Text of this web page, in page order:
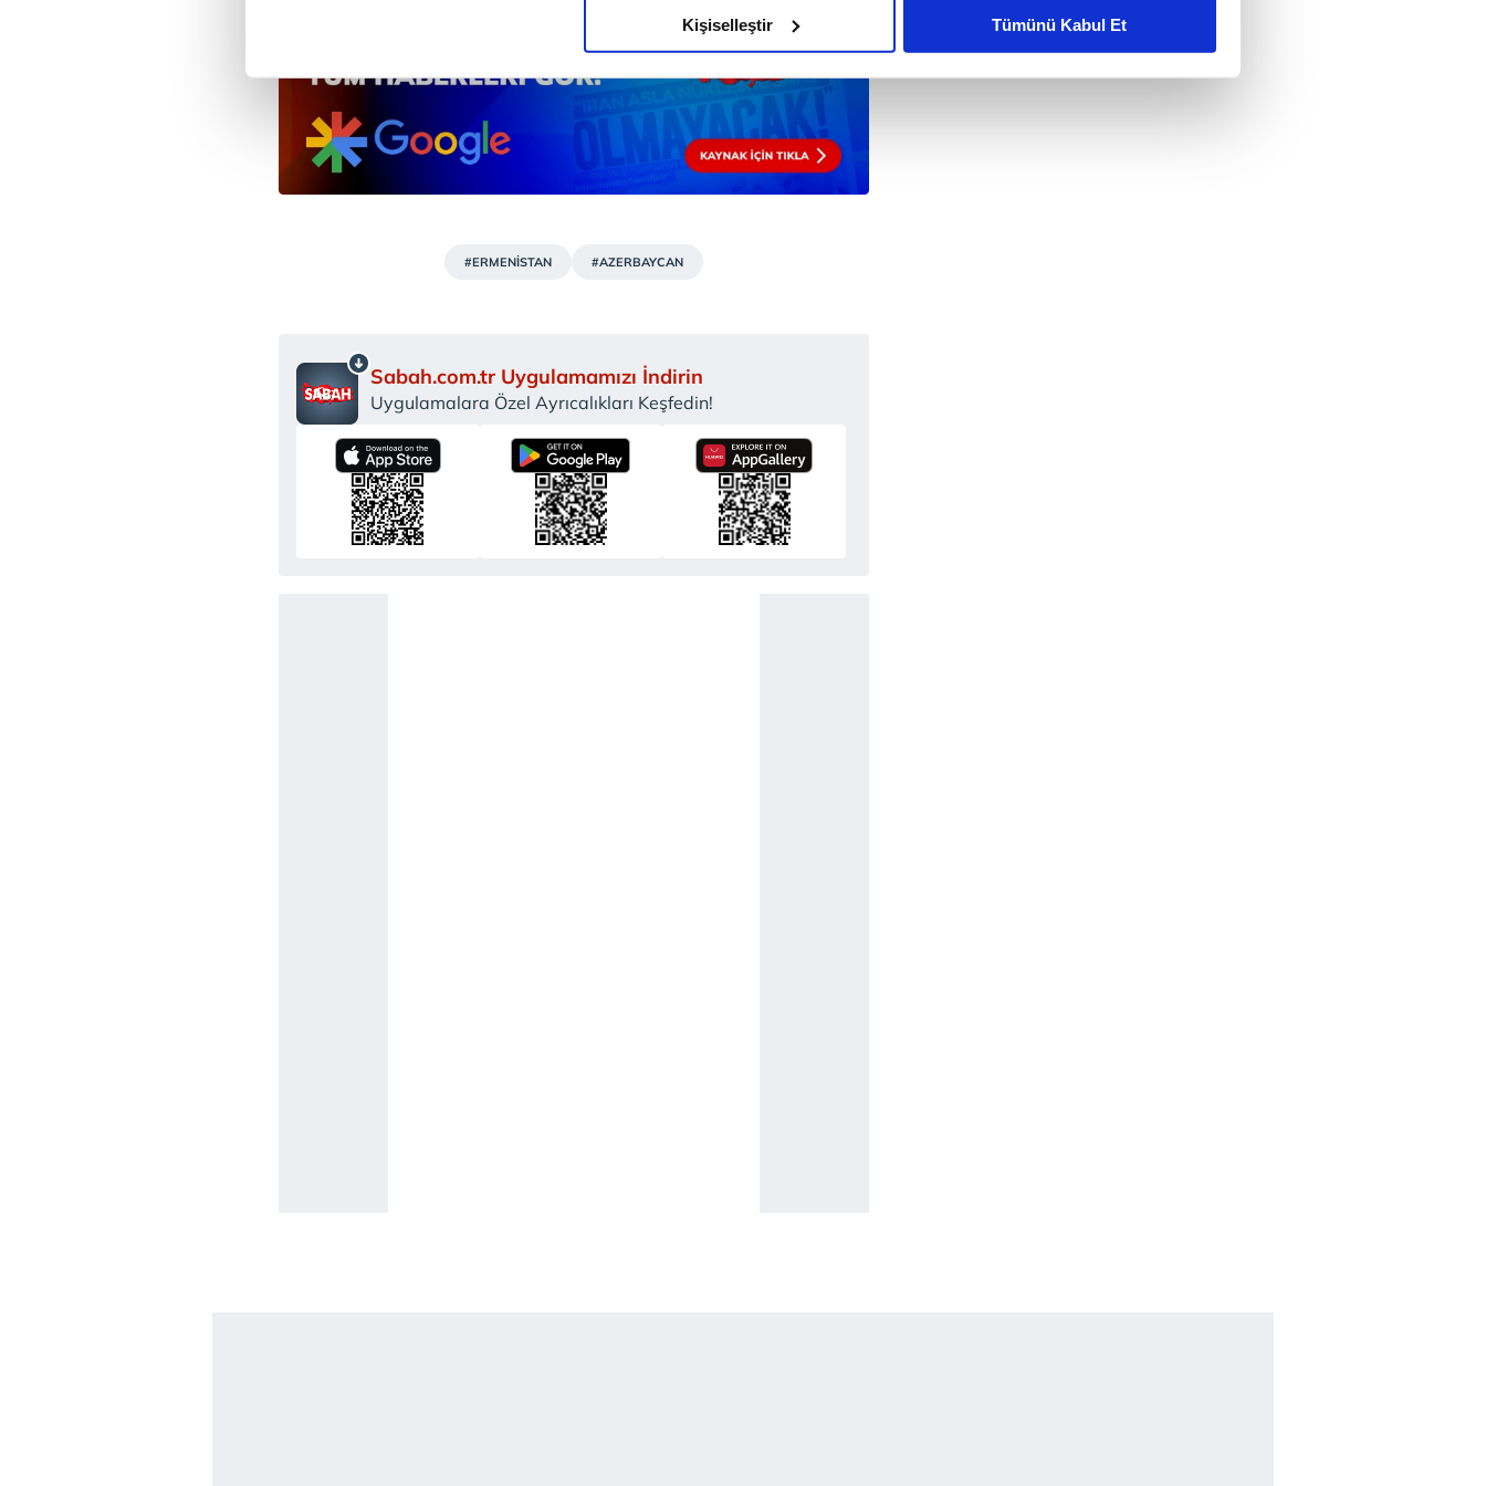
Sizlere daha iyi bir hizmet sunabilmek için İnternet Sitemizde kendimize ve üçüncü kişilere ait çerezler kullanılmaktadır. Bu
çerezler vasıtasıyla çeşitli kişisel verileriniz işlenmekte olup gerekli olan çerezler bilgi toplumu hizmetlerinin sunulması
amacıyla kullanılmaktadır. Diğer çerezler, sitemizin daha işlevsel kılınması ve kişiselleştirilmesi ve sizlere yönelik
reklam/pazarlama faaliyetlerinin yapılması, amaçlarıyla sınırlı olarak açık rızanız dahilinde kullanılacaktır.
Çerez Bilgilendirme Metnimizi ziyaret edebilirsiniz.
mevzuata uygun olarak kullanılan çerezlerle ilgili bilgi almak için lütfen
Kişiselleştir Tümünü Kabul Et
#ERMENİSTAN #AZERBAYCAN
Sabah.com.tr Uygulamamızı İndirin
Uygulamalara Özel Ayrıcalıkları Keşfedin!